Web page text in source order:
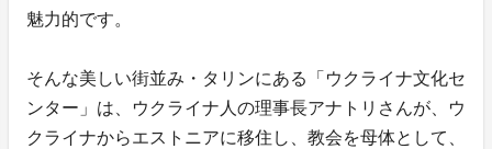
魅力的です。
そんな美しい街並み・タリンにある「ウクライナ文化セ
ンター」は、ウクライナ人の理事長アナトリさんが、ウ
クライナからエストニアに移住し、教会を母体として、